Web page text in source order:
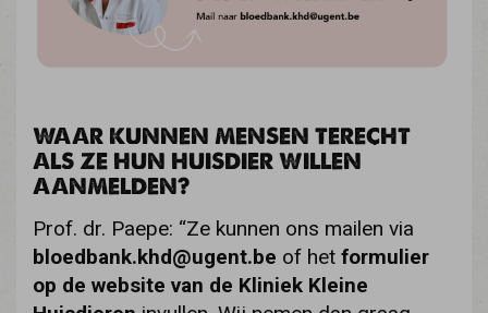
WAAR KUNNEN MENSEN TERECHT
ALS ZE HUN HUISDIER WILLEN
AANMELDEN?
Prof. dr. Paepe: “Ze kunnen ons mailen via
bloedbank.khd@ugent.be of het formulier
op de website van de Kliniek Kleine